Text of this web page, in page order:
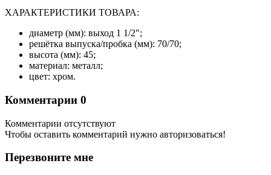
ХАРАКТЕРИСТИКИ ТОВАРА:
диаметр (мм): выход 1 1/2";
решётка выпуска/пробка (мм): 70/70;
высота (мм): 45;
материал: металл;
цвет: хром.
Комментарии 0
Комментарии отсутствуют
Чтобы оставить комментарий нужно авторизоваться!
Перезвоните мне